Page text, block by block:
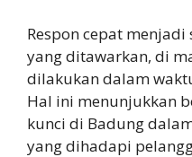
Respon cepat
yang ditawarkan, di
dilakukan dalam
Hal ini menunjukkan
kunci di Badung
yang dihadapi